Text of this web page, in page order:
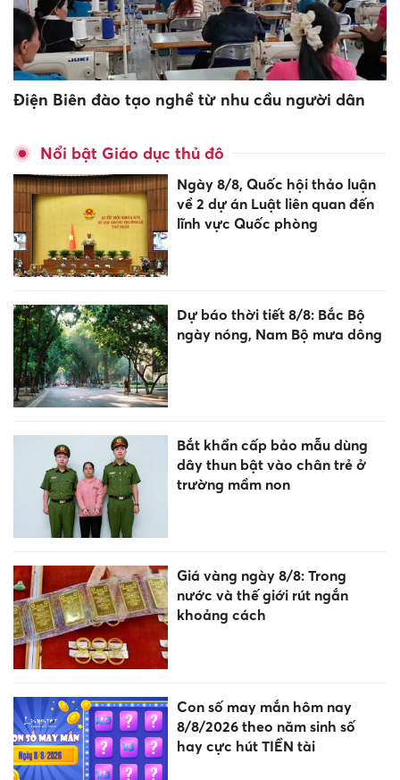
Điện Biên đào tạo nghề từ nhu cầu người dân
Nổi bật Giáo dục thủ đô
Ngày 8/8, Quốc hội thảo luận
về 2 dự án Luật liên quan đến
lĩnh vực Quốc phòng
Dự báo thời tiết 8/8: Bắc Bộ
ngày nóng, Nam Bộ mưa dông
Bắt khẩn cấp bảo mẫu dùng
dây thun bật vào chân trẻ ở
trường mầm non
Giá vàng ngày 8/8: Trong
nước và thế giới rút ngắn
khoảng cách
Con số may mắn hôm nay
8/8/2026 theo năm sinh số
hay cực hút TIỀN tài